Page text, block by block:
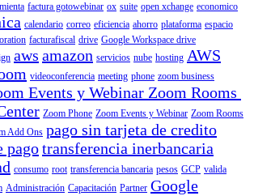
factura gotowebinar ox suite open xchange economico
calendario correo eficiencia ahorro plataforma espacio
facturafiscal drive Google Workspace drive
aws amazon servicios nube hosting AWS
videoconferencia meeting phone zoom business
Events y Webinar Zoom Rooms
Zoom Phone Zoom Events y Webinar Zoom Rooms
Add Ons pago sin tarjeta de credito
pagotransferencia inerbancaria
consumo root transferencia bancaria pesos GCP valida
Administración Capacitación Partner Google